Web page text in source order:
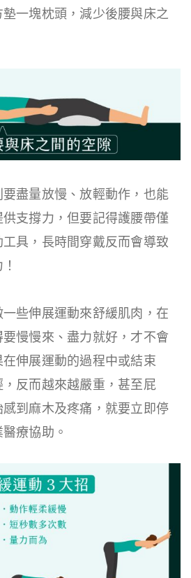
一塊枕頭，減少後腰與床之
盡量放慢、放輕動作，也能
支撐力，但要記得護腰帶僅
具，長時間穿戴反而會導致
些伸展運動來舒緩肌肉，在
慢慢來、盡力就好，才不會
伸展運動的過程中或結束
反而越來越嚴重，甚至屁
到麻木及疼痛，就要立即停
療協助。